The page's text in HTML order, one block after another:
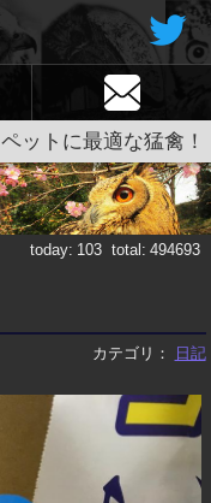
ペットに最適な猛禽！
today: 103 total: 494693
カテゴリ： 日記